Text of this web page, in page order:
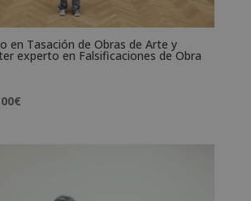
en Tasación de Obras de Arte y
experto en Falsificaciones de Obra
€El